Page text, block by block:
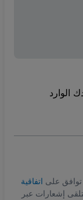
الوارد
على اتفاقية
إشعارات عبر